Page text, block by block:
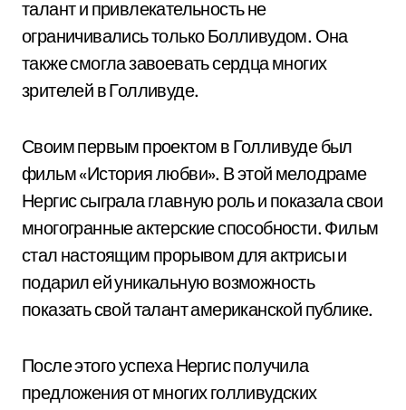
талант и привлекательность не
ограничивались только Болливудом. Она
также смогла завоевать сердца многих
зрителей в Голливуде.
Своим первым проектом в Голливуде был
фильм «История любви». В этой мелодраме
Нергис сыграла главную роль и показала свои
многогранные актерские способности. Фильм
стал настоящим прорывом для актрисы и
подарил ей уникальную возможность
показать свой талант американской публике.
После этого успеха Нергис получила
предложения от многих голливудских